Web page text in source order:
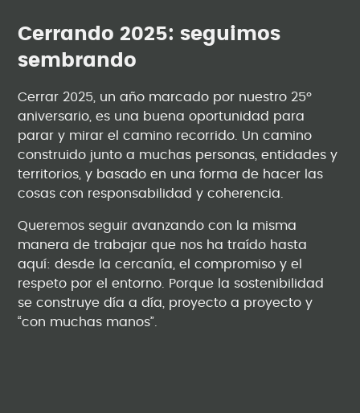
Cerrando 2025: seguimos
sembrando
Cerrar 2025, un año marcado por nuestro 25º
aniversario, es una buena oportunidad para
parar y mirar el camino recorrido. Un camino
construido junto a muchas personas, entidades y
territorios, y basado en una forma de hacer las
cosas con responsabilidad y coherencia.
Queremos seguir avanzando con la misma
manera de trabajar que nos ha traído hasta
aquí: desde la cercanía, el compromiso y el
respeto por el entorno. Porque la sostenibilidad
se construye día a día, proyecto a proyecto y
“con muchas manos”.